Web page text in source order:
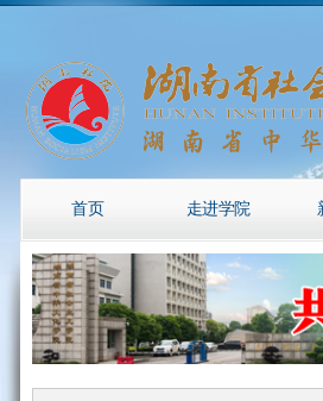
首页 走进学院